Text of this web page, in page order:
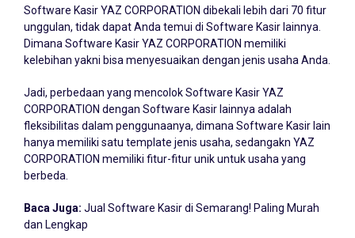
Software Kasir YAZ CORPORATION dibekali lebih dari 70 fitur
unggulan, tidak dapat Anda temui di Software Kasir lainnya.
Dimana Software Kasir YAZ CORPORATION memiliki
kelebihan yakni bisa menyesuaikan dengan jenis usaha Anda.
Jadi, perbedaan yang mencolok Software Kasir YAZ
CORPORATION dengan Software Kasir lainnya adalah
fleksibilitas dalam penggunaanya, dimana Software Kasir lain
hanya memiliki satu template jenis usaha, sedangakn YAZ
CORPORATION memiliki fitur-fitur unik untuk usaha yang
berbeda.
Baca Juga: Jual Software Kasir di Semarang! Paling Murah
dan Lengkap